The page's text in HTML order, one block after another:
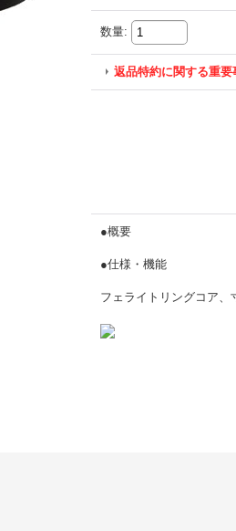
数量:
返品特約に関する重要
●概要
●仕様・機能
フェライトリングコア